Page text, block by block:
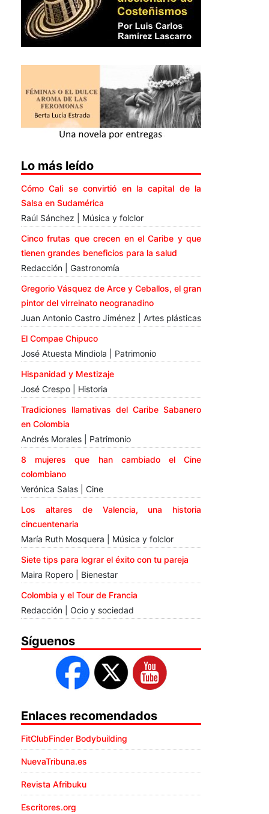
Lo más leído
Cómo Cali se convirtió en la capital de la
Salsa en Sudamérica
Raúl Sánchez | Música y folclor
Cinco frutas que crecen en el Caribe y que
tienen grandes beneficios para la salud
Redacción | Gastronomía
Gregorio Vásquez de Arce y Ceballos, el gran
pintor del virreinato neogranadino
Juan Antonio Castro Jiménez | Artes plásticas
El Compae Chipuco
José Atuesta Mindiola | Patrimonio
Hispanidad y Mestizaje
José Crespo | Historia
Tradiciones llamativas del Caribe Sabanero
en Colombia
Andrés Morales | Patrimonio
8 mujeres que han cambiado el Cine
colombiano
Verónica Salas | Cine
Los altares de Valencia, una historia
cincuentenaria
María Ruth Mosquera | Música y folclor
Siete tips para lograr el éxito con tu pareja
Maira Ropero | Bienestar
Colombia y el Tour de Francia
Redacción | Ocio y sociedad
Síguenos
Enlaces recomendados
FitClubFinder Bodybuilding
NuevaTribuna.es
Revista Afribuku
Escritores.org